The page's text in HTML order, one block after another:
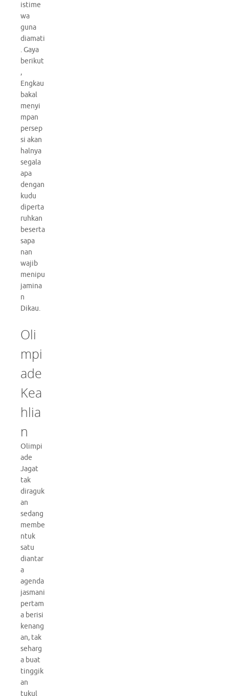
istime
wa
guna
diamati
. Gaya
berikut
,
Engkau
bakal
menyi
mpan
persep
si akan
halnya
segala
apa
dengan
kudu
diperta
ruhkan
beserta
sapa
nan
wajib
menipu
jamina
n
Dikau.
Oli
mpi
ade
Kea
hlia
n
Olimpi
ade
Jagat
tak
diraguk
an
sedang
membe
ntuk
satu
diantar
a
agenda
jasmani
pertam
a berisi
kenang
an, tak
seharg
a buat
tinggik
an
tukul